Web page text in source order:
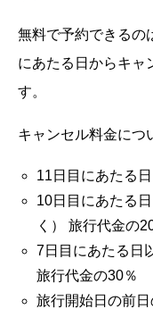
無料で予約できるの
にあたる日からキャ
す。
キャンセル料金につ
11日目にあたる
10日目にあたる
く） 旅行代金の
7日目にあたる日
旅行代金の30％
旅行開始日の前